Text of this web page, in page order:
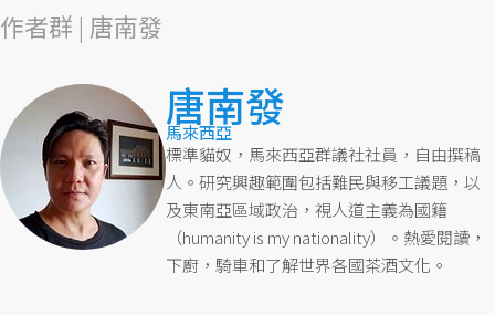
作者群 | 唐南發
唐南發
馬來西亞
標準貓奴，馬來西亞群議社社員，自由撰稿
人。研究興趣範圍包括難民與移工議題，以
及東南亞區域政治，視人道主義為國籍
（humanity is my nationality）。熱愛閱讀，
下廚，騎車和了解世界各國茶酒文化。